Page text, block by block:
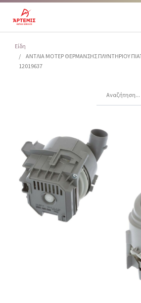
Είδη
ΑΝΤΛΙΑ ΜΟΤΕΡ ΘΕΡΜΑΝΣΗΣ ΠΛΥΝΤΗΡΙΟΥ
12019637